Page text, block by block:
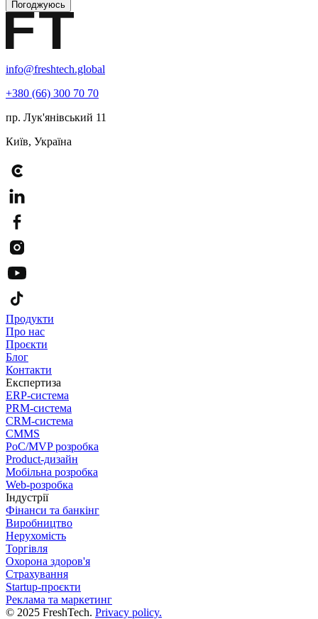
Погоджуюсь
info@freshtech.global
+380 (66) 300 70 70
пр. Лук'янівський 11
Київ, Україна
Продукти
Про нас
Проєкти
Блог
Контакти
Експертиза
ERP-система
PRM-система
CRM-система
CMMS
PoC/MVP розробка
Product-дизайн
Мобільна розробка
Web-розробка
Індустрії
Фінанси та банкінг
Виробництво
Нерухомість
Торгівля
Охорона здоров'я
Страхування
Startup-проєкти
Реклама та маркетинг
© 2025 FreshTech. Privacy policy.